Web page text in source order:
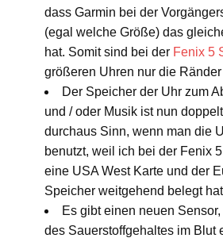
dass Garmin bei der
(egal welche Größe) das
hat. Somit sind bei der Fenix 5
größeren Uhren nur die
Der Speicher der Uhr zum
und / oder Musik ist nun
durchaus Sinn, wenn man die
benutzt, weil ich bei der Fenix
eine USA West Karte und der
Speicher weitgehend belegt
Es gibt einen neuen
des Sauerstoffgehaltes im Blut